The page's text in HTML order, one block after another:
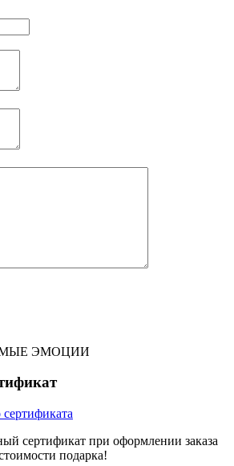
ЭМОЦИИ
сертификат при оформлении заказа
подарка!